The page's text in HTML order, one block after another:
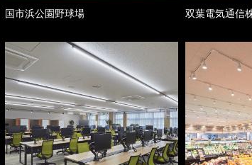
国市浜公園野球場 双葉電気通信